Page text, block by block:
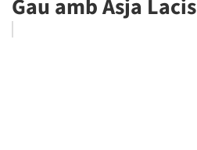
Gau amb Asja Lacis